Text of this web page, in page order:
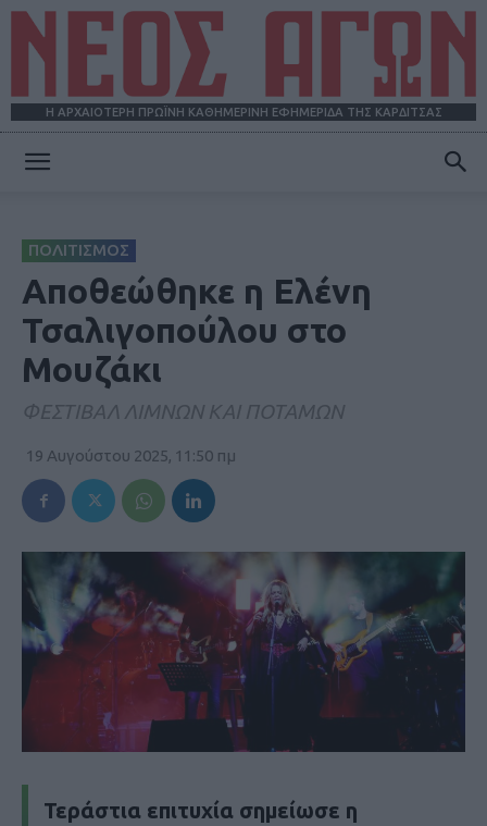
Η ΑΡΧΑΙΟΤΕΡΗ ΠΡΩΪΝΗ ΚΑΘΗΜΕΡΙΝΗ ΕΦΗΜΕΡΙΔΑ ΤΗΣ ΚΑΡΔΙΤΣΑΣ
ΠΟΛΙΤΙΣΜΟΣ
Αποθεώθηκε η Ελένη
Τσαλιγοπούλου στο
Μουζάκι
ΦΕΣΤΙΒΑΛ ΛΙΜΝΩΝ ΚΑΙ ΠΟΤΑΜΩΝ
19 Αυγούστου 2025, 11:50 πμ
Τεράστια επιτυχία σημείωσε η